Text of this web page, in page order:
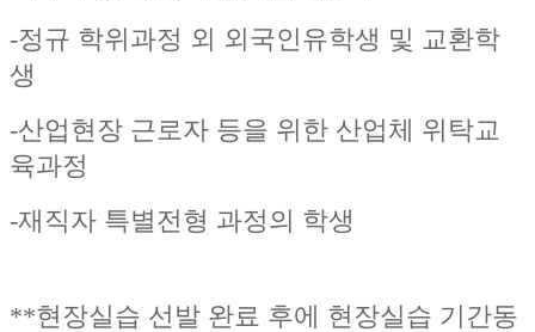
-정규 학위과정 외 외국인유학생 및 교환학
생
-산업현장 근로자 등을 위한 산업체 위탁교
육과정
-재직자 특별전형 과정의 학생
**현장실습 선발 완료 후에 현장실습 기간동